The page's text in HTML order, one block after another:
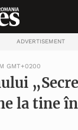
ADVERTISEMENT
GMT+0200
la tine